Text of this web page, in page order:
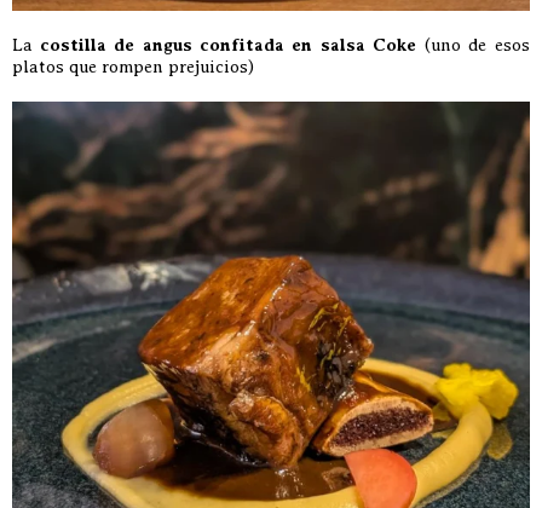
La costilla de angus confitada en salsa Coke (uno de esos
platos que rompen prejuicios)